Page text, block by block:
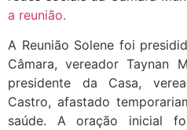
a reunião.
A Reunião Solene foi
Câmara, vereador Taynan
presidente da Casa,
Castro, afastado
saúde. A oração inicial